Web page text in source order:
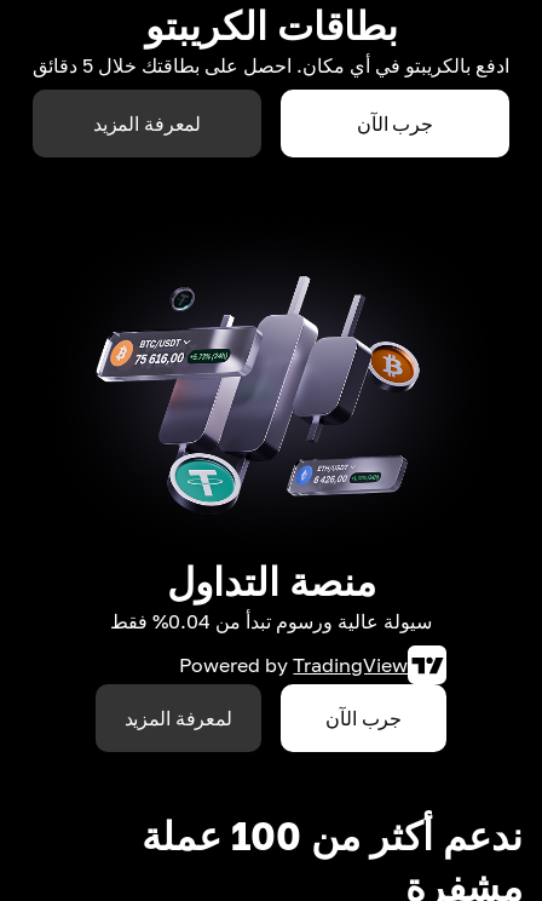
بطاقات الكريبتو
ادفع بالكريبتو في أي مكان. احصل على بطاقتك خلال 5 دقائق
جرب الآن لمعرفة المزيد
منصة التداول
سيولة عالية ورسوم تبدأ من 0.04% فقط
Powered by TradingView
جرب الآن لمعرفة المزيد
ندعم أكثر من 100 عملة
مشفرة